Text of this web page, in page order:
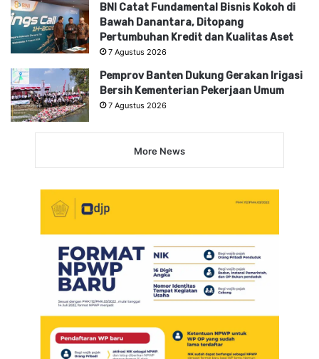
BNI Catat Fundamental Bisnis Kokoh di
Bawah Danantara, Ditopang
Pertumbuhan Kredit dan Kualitas Aset
7 Agustus 2026
Pemprov Banten Dukung Gerakan Irigasi
Bersih Kementerian Pekerjaan Umum
7 Agustus 2026
More News